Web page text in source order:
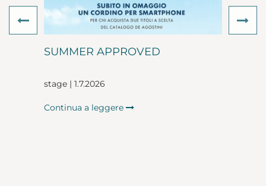
SUMMER APPROVED
stage | 1.7.2026
Continua a leggere
Previous